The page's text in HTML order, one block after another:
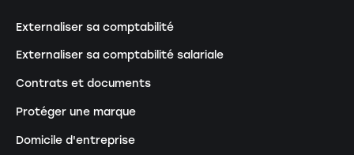
Externaliser sa comptabilité
Externaliser sa comptabilité salariale
Contrats et documents
Protéger une marque
Domicile d'entreprise